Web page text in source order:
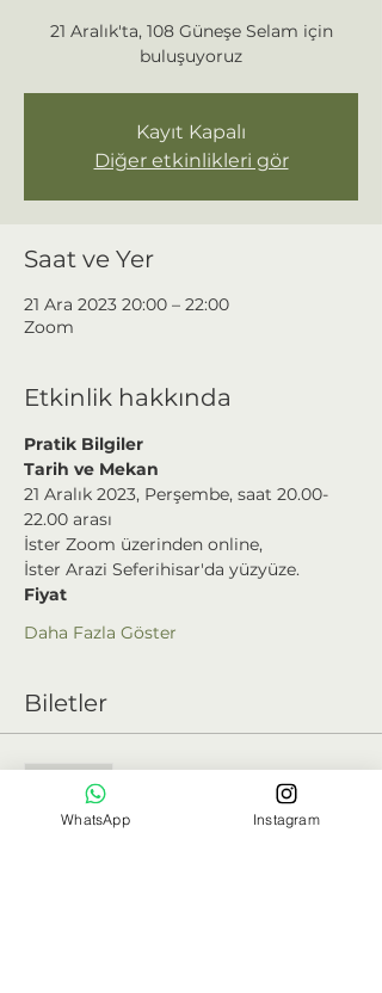
21 Aralık'ta, 108 Güneşe Selam için
buluşuyoruz
Kayıt Kapalı
Diğer etkinlikleri gör
Saat ve Yer
21 Ara 2023 20:00 – 22:00
Zoom
Etkinlik hakkında
Pratik Bilgiler
Tarih ve Mekan
21 Aralık 2023, Perşembe, saat 20.00-
22.00 arası
İster Zoom üzerinden online,
İster Arazi Seferihisar'da yüzyüze.
Fiyat
Daha Fazla Göster
Biletler
Satış bitti
Bilet tipi
WhatsApp Instagram